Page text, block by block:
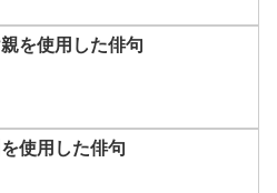
を使用した俳句
使用した俳句